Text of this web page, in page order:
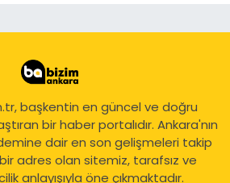
başkentin en güncel ve doğru
bir haber portalıdır. Ankara'nın
dair en son gelişmeleri takip
adres olan sitemiz, tarafsız ve
anlayışıyla öne çıkmaktadır.